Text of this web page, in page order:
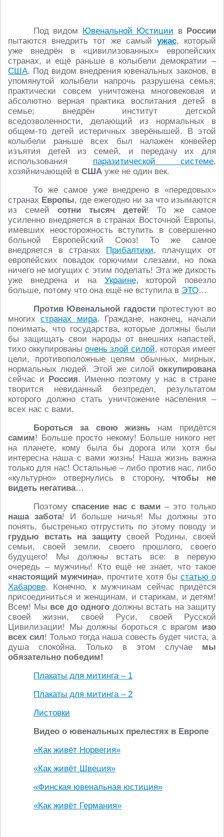
Под видом Ювенальной Юстиции в России
пытаются внедрить тот же самый ужас, который
уже внедрён в «цивилизованных» европейских
странах, и ещё раньше в колыбели демократии –
США. Под видом внедрения ювенальных законов, в
упомянутой колыбели напрочь разрушена семья;
практически совсем уничтожена многовековая и
абсолютно верная практика воспитания детей в
семье; внедрён институт детской
вседозволенности, делающий из нормальных в
общем-то детей истеричных зверёнышей. В этой
колыбели раньше всех был налажен конвейер
изъятия детей из семей, и передачу их для
использования паразитической системе,
хозяйничающей в США уже не один век.
То же самое уже внедрено в «передовых»
странах Европы, где ежегодно ни за что изымаются
из семей сотни тысяч детей! То же самое
усиленно внедряется в странах Восточной Европы,
имевших неосторожность вступить в совершенно
больной Европейский Союз! То же самое
внедряется в странах Прибалтики, плачущих от
европейских повадок горючими слезами, но пока
ничего не могущих с этим поделать! Эта же дикость
уже внедрена и на Украине, которой повезло
больше, потому что она ещё не вступила в ЭТО…
Против Ювенальной гадостипротестуют во
многихстранах мира. Граждане, наконец, начали
понимать, что государства, которые должны были
бы защищать свои народы от внешних напастей,
тихо оккупированы очень злой силой, которая имеет
цели, противоположные целям обычных, мирных,
нормальных людей. Этой же силой оккупирована
сейчас и Россия. Именно поэтому у нас в стране
творится невиданный безпредел, результатом
которого должно стать уничтожение населения –
всех нас с вами.
Бороться за свою жизнь нам придётся
самим! Больше просто некому! Больше никого нет
на планете, кому была бы дорога или хотя бы
интересна наша с вами жизнь! Наша жизнь важна
только для нас! Остальные – либо против нас, либо
«культурно» отвернулись в сторону,чтобы не
видеть негатива…
Поэтому спасение нас с вами – это только
наша забота! И больше ничья! Мы должны это
понять, быстренько отгрустить по этому поводу и
грудью встать на защитусвоей Родины, своей
семьи, своей земли, своего прошлого, своего
будущего! Мы должны встать все: в первую
очередь – мужчины! Кто ещё не знает, что такое
«настоящий мужчина», прочтите хотя бы статью о
Хабарове. Конечно, к мужчинам сейчас придётся
присоединиться и женщинам, и старикам, и детям!
Всем! Мы все до одного должны встать на защиту
своей жизни, своей Руси, своей Русской
Цивилизации! Мы должны бороться с врагом изо
всех сил! Только тогда наша совесть будет чиста, а
душа спокойна. Только в этом случае мы
обязательно победим!
Плакаты для митинга – 1
Плакаты для митинга – 2
Листовки
Видео о ювенальных прелестях в Европе
«Как живёт Норвегия»
«Как живёт Швеция»
«Финская ювенальная юстиция»
«Как живёт Германия»